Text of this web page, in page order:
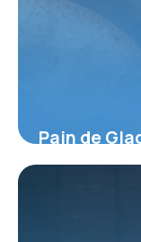
Pain de
2026